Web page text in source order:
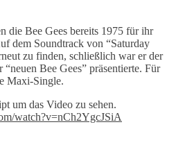
die Bee Gees bereits 1975 für ihr
dem Soundtrack von “Saturday
zu finden, schließlich war er der
Bee Gees” präsentierte. Für
Maxi-Single.
um das Video zu sehen.
watch?v=nCh2YgcJSiA